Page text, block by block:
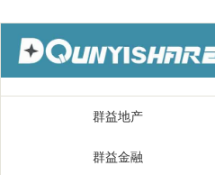
群益地产
群益金融